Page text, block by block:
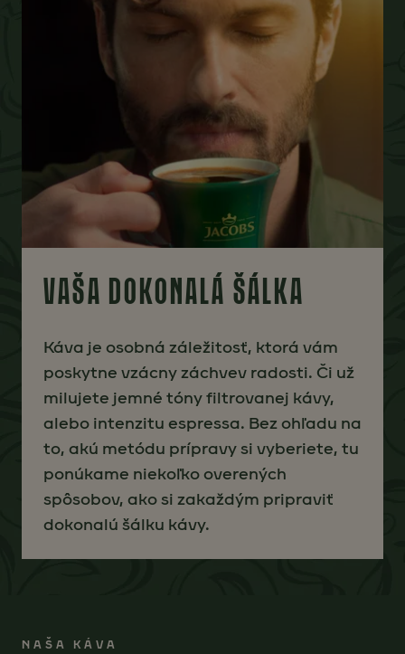
VAŠA DOKONALÁ ŠÁLKA
Káva je osobná záležitosť, ktorá vám
poskytne vzácny záchvev radosti. Či už
milujete jemné tóny filtrovanej kávy,
alebo intenzitu espressa. Bez ohľadu na
to, akú metódu prípravy si vyberiete, tu
ponúkame niekoľko overených
spôsobov, ako si zakaždým pripraviť
dokonalú šálku kávy.
NAŠA KÁVA